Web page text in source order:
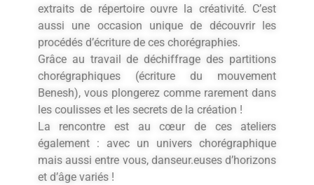
extraits de répertoire ouvre la créativité. C’est
aussi une occasion unique de découvrir les
procédés d’écriture de ces chorégraphies.
Grâce au travail de déchiffrage des partitions
chorégraphiques (écriture du mouvement
Benesh), vous plongerez comme rarement dans
les coulisses et les secrets de la création !
La rencontre est au cœur de ces ateliers
également : avec un univers chorégraphique
mais aussi entre vous, danseur.euses d’horizons
et d’âge variés !